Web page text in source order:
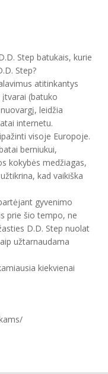
Step batukais, kurie
Step?
atitinkantys
(batuko
leidžia
internetu.
visoje Europoje.
berniukui,
kokybės medžiagas,
kad vaikiška
gyvenimo
prie šio tempo, ne
D.D. Step nuolat
užtarnaudama
kiekvienai